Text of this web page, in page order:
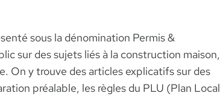
sous la dénomination Permis &
sur des sujets liés à la construction maison,
On y trouve des articles explicatifs sur des
préalable, les règles du PLU (Plan Local